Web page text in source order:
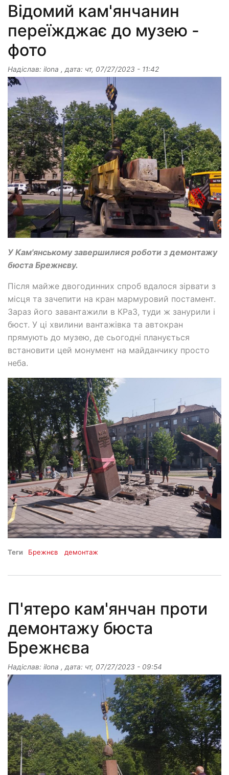
Відомий кам'янчанин
переїжджає до музею -
фото
Надіслав: ilona , дата: чт, 07/27/2023 - 11:42
У Кам'янському завершилися роботи з демонтажу
бюста Брежнєву.
Після майже двогодинних спроб вдалося зірвати з
місця та зачепити на кран мармуровий постамент.
Зараз його завантажили в КРаЗ, туди ж занурили і
бюст. У ці хвилини вантажівка та автокран
прямують до музею, де сьогодні планується
встановити цей монумент на майданчику просто
неба.
Теги Брежнєв демонтаж
П'ятеро кам'янчан проти
демонтажу бюста
Брежнєва
Надіслав: ilona , дата: чт, 07/27/2023 - 09:54